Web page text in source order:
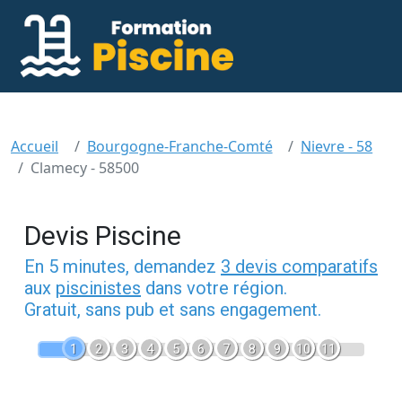
Accueil Bourgogne-Franche-Comté
Nievre - 58
Clamecy - 58500
Devis Piscine
En 5 minutes, demandez 3 devis comparatifs
aux piscinistes dans votre région.
Gratuit, sans pub et sans engagement.
1 2 3 4 5 6 7 8 9 10 11